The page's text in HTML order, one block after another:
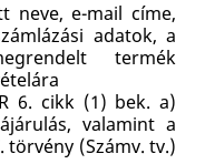
neve, e-mail címe,
adatok, a
termék
6. cikk (1) bek. a)
valamint a
törvény (Számv. tv.)